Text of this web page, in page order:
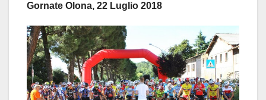
Gornate Olona, 22 Luglio 2018